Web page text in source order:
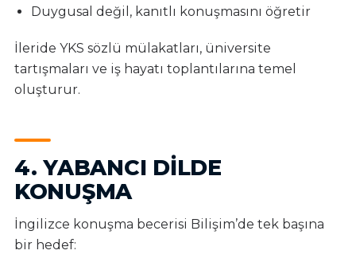
Duygusal değil, kanıtlı konuşmasını öğretir
İleride YKS sözlü mülakatları, üniversite
tartışmaları ve iş hayatı toplantılarına temel
oluşturur.
4. YABANCI DILDE
KONUŞMA
İngilizce konuşma becerisi Bilişim’de tek başına
bir hedef: